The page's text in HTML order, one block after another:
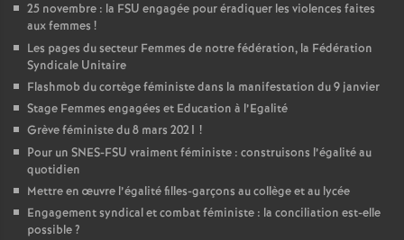
25 novembre : la FSU engagée pour éradiquer les violences faites
aux femmes !
Les pages du secteur Femmes de notre fédération, la Fédération
Syndicale Unitaire
Flashmob du cortège féministe dans la manifestation du 9 janvier
Stage Femmes engagées et Education à l’Egalité
Grève féministe du 8 mars 2021 !
Pour un SNES-FSU vraiment féministe : construisons l’égalité au
quotidien
Mettre en œuvre l’égalité filles-garçons au collège et au lycée
Engagement syndical et combat féministe : la conciliation est-elle
possible?